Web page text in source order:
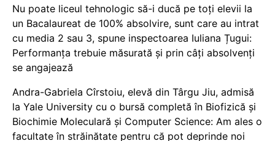
Nu poate liceul tehnologic să-i ducă pe toți elevii la
un Bacalaureat de 100% absolvire, sunt care au intrat
cu media 2 sau 3, spune inspectoarea Iuliana Țugui:
Performanța trebuie măsurată și prin câți absolvenți
se angajează
Andra-Gabriela Cîrstoiu, elevă din Târgu Jiu, admisă
la Yale University cu o bursă completă în Biofizică și
Biochimie Moleculară și Computer Science: Am ales o
facultate în străinătate pentru că pot deprinde noi